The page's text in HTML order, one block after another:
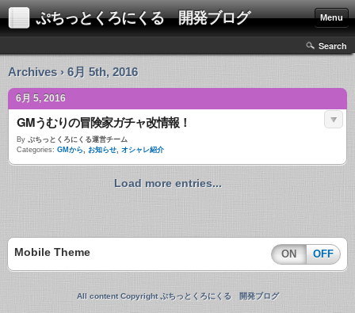
ぷちっとくろにくる 開発ブログ Menu
Search
Archives › 6月 5th, 2016
6月 5, 2016
GMうむりの冒険家ガチャ改情報！
By ぷちっとくろにくる運営チーム
Categories: GMから, お知らせ, オシャレ紹介
Load more entries...
Mobile Theme ON OFF
All content Copyright ぷちっとくろにくる 開発ブログ